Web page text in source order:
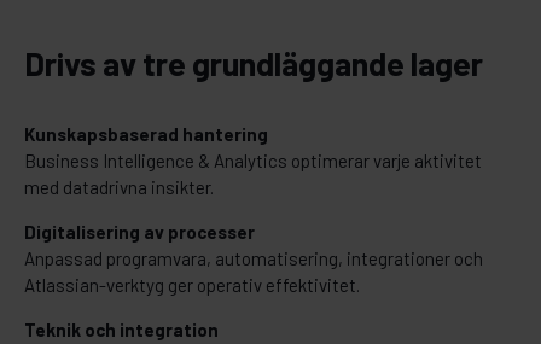
Drivs av tre grundläggande lager
Kunskapsbaserad hantering
Business Intelligence & Analytics optimerar varje aktivitet
med datadrivna insikter.
Digitalisering av processer
Anpassad programvara, automatisering, integrationer och
Atlassian-verktyg ger operativ effektivitet.
Teknik och integration